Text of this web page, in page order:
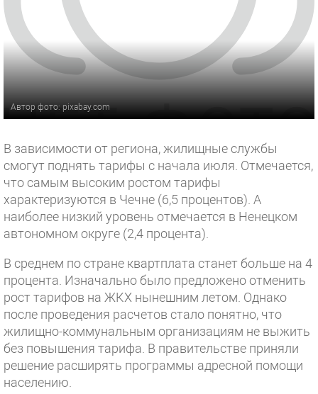
Автор фото: pixabay.com
В зависимости от региона, жилищные службы
смогут поднять тарифы с начала июля. Отмечается,
что самым высоким ростом тарифы
характеризуются в Чечне (6,5 процентов). А
наиболее низкий уровень отмечается в Ненецком
автономном округе (2,4 процента).
В среднем по стране квартплата станет больше на 4
процента. Изначально было предложено отменить
рост тарифов на ЖКХ нынешним летом. Однако
после проведения расчетов стало понятно, что
жилищно-коммунальным организациям не выжить
без повышения тарифа. В правительстве приняли
решение расширять программы адресной помощи
населению.